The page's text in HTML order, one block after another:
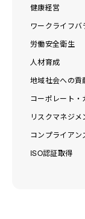
健康経営
ワークライフバ
労働安全衛生
人材育成
地域社会への貢
コーポレート・
リスクマネジメ
コンプライアン
ISO認証取得